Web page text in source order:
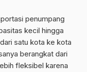
penumpang
kecil hingga
satu kota ke kota
berangkat dari
fleksibel karena